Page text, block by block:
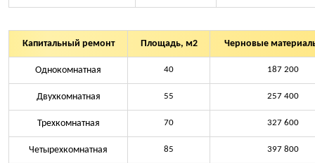
Капитальный ремонт Площадь, м2 Черновые
Однокомнатная 40 187 200
Двухкомнатная 55 257 400
Трехкомнатная 70 327 600
Четырехкомнатная 85 397 800